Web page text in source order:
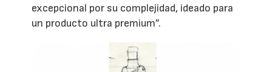
excepcional por su complejidad, ideado para
un producto ultra premium”.